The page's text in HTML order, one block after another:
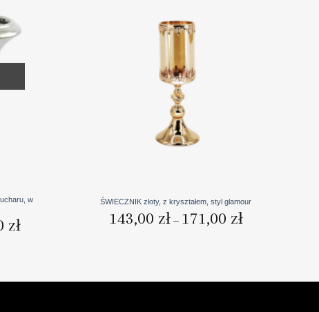
w
złcen:
ŚWIECZNIK złoty, z kryształem, styl glamour
143,00 zł – 171,00 złcen: